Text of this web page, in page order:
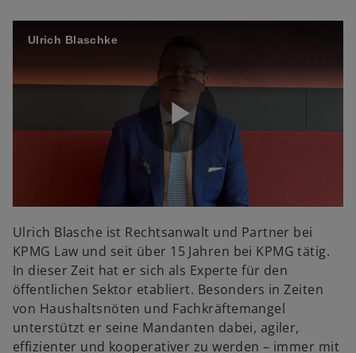
y
V
i
d
e
Ulrich Blaschke
P
l
a
Ulrich Blasche ist Rechtsanwalt und Partner bei
KPMG Law und seit über 15 Jahren bei KPMG tätig.
In dieser Zeit hat er sich als Experte für den
öffentlichen Sektor etabliert. Besonders in Zeiten
von Haushaltsnöten und Fachkräftemangel
unterstützt er seine Mandanten dabei, agiler,
effizienter und kooperativer zu werden – immer mit